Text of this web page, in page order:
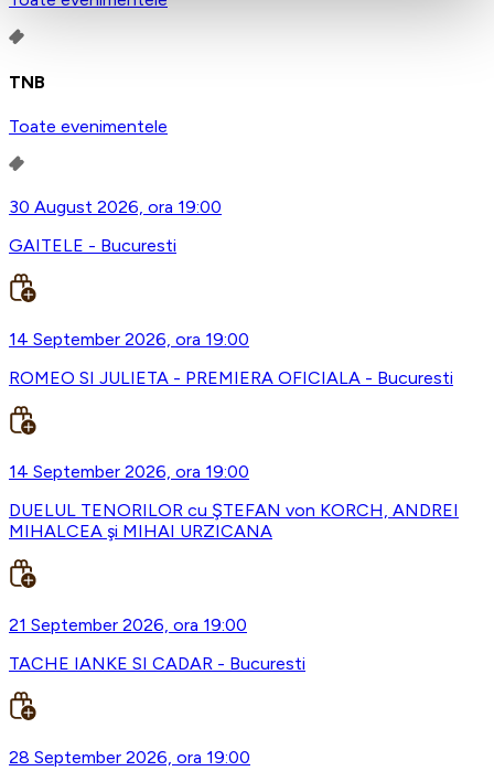
TNB
Toate evenimentele
30 August 2026, ora 19:00
GAITELE - Bucuresti
14 September 2026, ora 19:00
ROMEO SI JULIETA - PREMIERA OFICIALA - Bucuresti
14 September 2026, ora 19:00
DUELUL TENORILOR cu ŞTEFAN von KORCH, ANDREI
MIHALCEA şi MIHAI URZICANA
21 September 2026, ora 19:00
TACHE IANKE SI CADAR - Bucuresti
28 September 2026, ora 19:00